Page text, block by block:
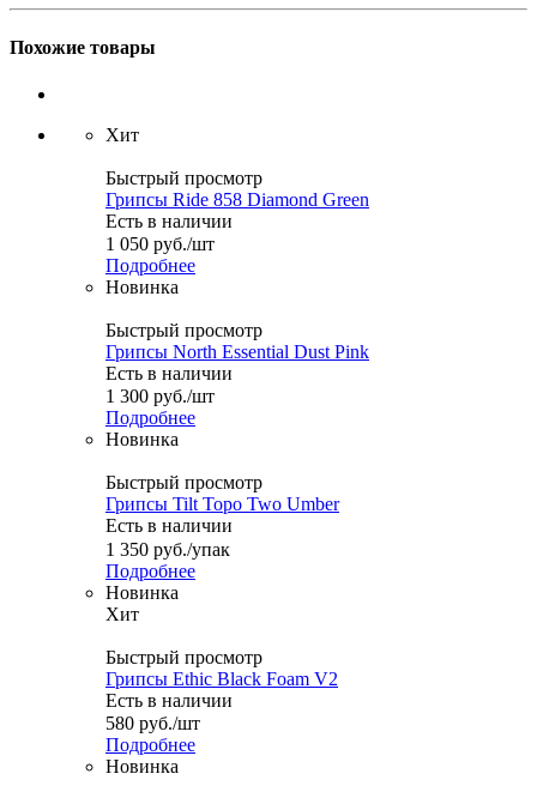
Похожие товары
Хит
Быстрый просмотр
Грипсы Ride 858 Diamond Green
Есть в наличии
1 050 руб./шт
Подробнее
Новинка
Быстрый просмотр
Грипсы North Essential Dust Pink
Есть в наличии
1 300 руб./шт
Подробнее
Новинка
Быстрый просмотр
Грипсы Tilt Topo Two Umber
Есть в наличии
1 350 руб./упак
Подробнее
Новинка
Хит
Быстрый просмотр
Грипсы Ethic Black Foam V2
Есть в наличии
580 руб./шт
Подробнее
Новинка